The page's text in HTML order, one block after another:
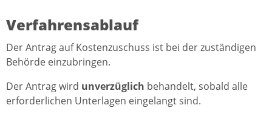
Verfahrensablauf
Der Antrag auf Kostenzuschuss ist bei der zuständigen
Behörde einzubringen.
Der Antrag wird unverzüglich behandelt, sobald alle
erforderlichen Unterlagen eingelangt sind.